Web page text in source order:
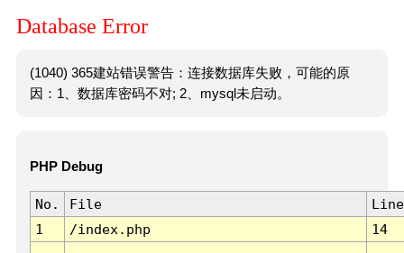
Database Error
(1040) 365建站错误警告：连接数据库失败，可能的原
因：1、数据库密码不对; 2、mysql未启动。
PHP Debug
No. File
Line
1
/index.php 14